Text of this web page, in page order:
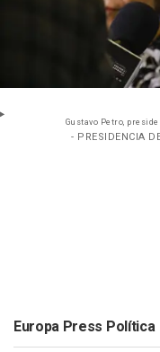
Gustavo Petro,
- PRESIDENCIA
Europa Press Política